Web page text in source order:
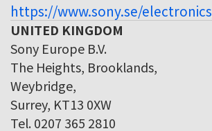
https://www.sony.se/
UNITED KINGDOM
Sony Europe B.V.
The Heights, Brooklands,
Weybridge,
Surrey, KT13 0XW
Tel. 0207 365 2810